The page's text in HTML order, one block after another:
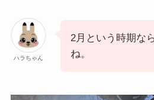
ハラちゃん
2月という時期な
ね。